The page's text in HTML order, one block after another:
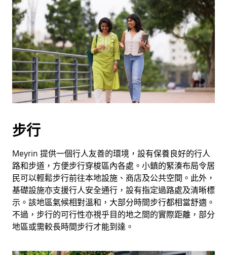
步行
Meyrin 提供一個行人友善的環境，設有保養良好的行人
路和步道，方便步行穿梭區內各處。小鎮的緊湊布局令居
民可以輕鬆步行前往本地設施、商店及公共空間。此外，
基礎設施亦支援行人安全通行，設有指定過路處及清晰標
示。該地區氣候相對溫和，大部分時間步行都相當舒適。
不過，步行的可行性亦視乎目的地之間的實際距離，部分
地區或需較長時間步行才能到達。